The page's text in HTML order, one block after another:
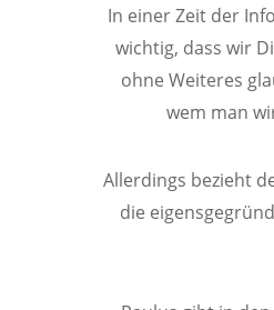
In einer Zeit der
wichtig, dass wir
ohne Weiteres
wem man
Allerdings bezieht
die